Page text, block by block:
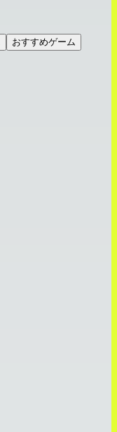
おすすめゲーム